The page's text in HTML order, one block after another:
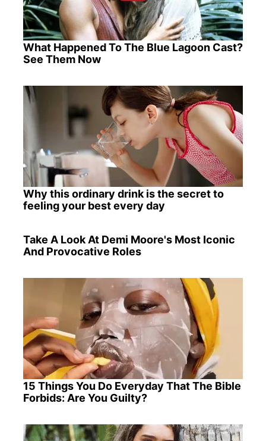
What Happened To The Blue Lagoon Cast?
See Them Now
Why this ordinary drink is the secret to
feeling your best every day
Take A Look At Demi Moore's Most Iconic
And Provocative Roles
15 Things You Do Everyday That The Bible
Forbids: Are You Guilty?